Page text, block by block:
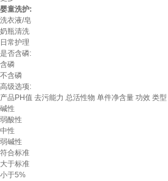
婴童洗护:
洗衣液/皂
奶瓶清洗
日常护理
是否含磷:
含磷
不含磷
高级选项:
产品PH值 去污能力 总活性物 单件净含量 功效 类型
碱性
弱酸性
中性
弱碱性
符合标准
大于标准
小于5%